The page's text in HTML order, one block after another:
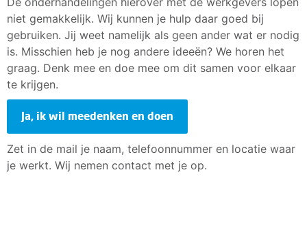
niet gemakkelijk. Wij kunnen je hulp daar goed bij
gebruiken. Jij weet namelijk als geen ander wat er nodig
is. Misschien heb je nog andere ideeën? We horen het
graag. Denk mee en doe mee om dit samen voor elkaar
te krijgen.
Ja, ik wil meedenken en doen
Zet in de mail je naam, telefoonnummer en locatie waar
je werkt. Wij nemen contact met je op.